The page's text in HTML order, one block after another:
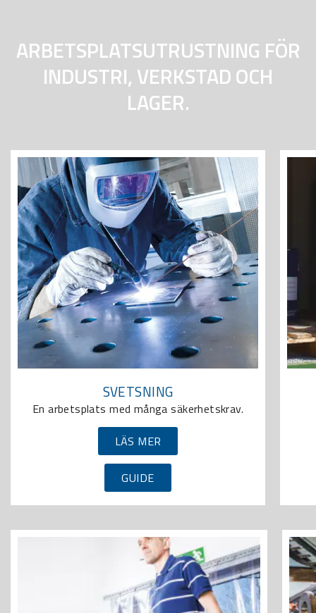
ARBETSPLAT­SUTRUSTNING FÖR
INDUSTRI, VERKSTAD OCH
LAGER.
SVETSNING
En arbetsplats med många säkerhetskrav.
LÄS MER
GUIDE